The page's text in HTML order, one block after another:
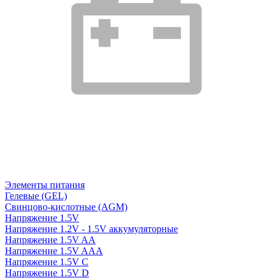
Элементы питания
Гелевые (GEL)
Свинцово-кислотные (AGM)
Напряжение 1.5V
Напряжение 1.2V - 1.5V аккумуляторные
Напряжение 1.5V AA
Напряжение 1.5V AAA
Напряжение 1.5V C
Напряжение 1.5V D